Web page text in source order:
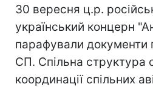
30 вересня ц.р.
український концерн
парафували документи
СП. Спільна структура
координації спільних